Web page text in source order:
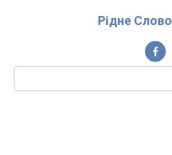
Рідне Слово
Пошук: